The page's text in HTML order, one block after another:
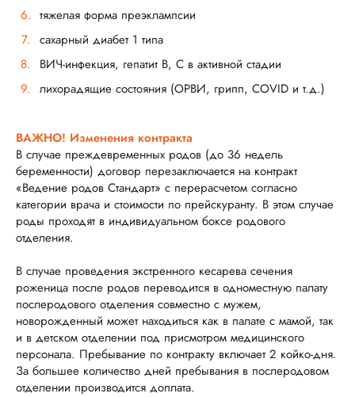
тяжелая форма преэклампсии
сахарный диабет 1 типа
ВИЧ-инфекция, гепатит В, С в активной стадии
лихорадящие состояния (ОРВИ, грипп, COVID и т.д.)
ВАЖНО! Изменения контракта
В случае преждевременных родов (до 36 недель
беременности) договор перезаключается на контракт
«Ведение родов Стандарт» с перерасчетом согласно
категории врача и стоимости по прейскуранту. В этом случае
роды проходят в индивидуальном боксе родового
отделения.
В случае проведения экстренного кесарева сечения
роженица после родов переводится в одноместную палату
послеродового отделения совместно с мужем,
новорожденный может находиться как в палате с мамой, так
и в детском отделении под присмотром медицинского
персонала. Пребывание по контракту включает 2 койко-дня.
За большее количество дней пребывания в послеродовом
отделении производится доплата.